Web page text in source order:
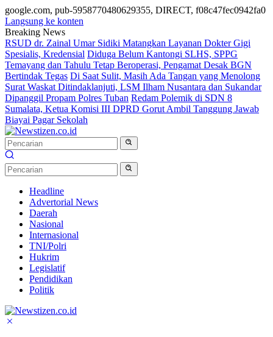
google.com, pub-5958770480629355, DIRECT, f08c47fec0942fa0
Langsung ke konten
Breaking News
RSUD dr. Zainal Umar Sidiki Matangkan Layanan Dokter Gigi
Spesialis, Kredensial Diduga Belum Kantongi SLHS, SPPG
Temayang dan Tahulu Tetap Beroperasi, Pengamat Desak BGN
Bertindak Tegas Di Saat Sulit, Masih Ada Tangan yang Menolong
Surat Waskat Ditindaklanjuti, LSM Ilham Nusantara dan Sukandar
Dipanggil Propam Polres Tuban Redam Polemik di SDN 8
Sumalata, Ketua Komisi III DPRD Gorut Ambil Tanggung Jawab
Biayai Pagar Sekolah
Headline
Advertorial News
Daerah
Nasional
Internasional
TNI/Polri
Hukrim
Legislatif
Pendidikan
Politik